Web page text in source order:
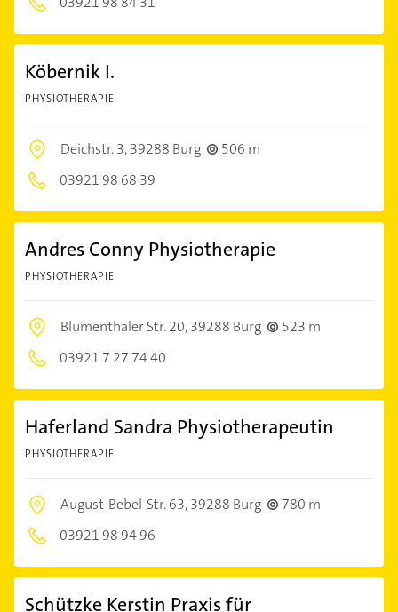
Köbernik I.
PHYSIOTHERAPIE
Deichstr. 3,39288 Burg
506 m
03921 98 68 39
Andres Conny Physiotherapie
PHYSIOTHERAPIE
Blumenthaler Str. 20,39288 Burg
523 m
03921 7 27 74 40
Haferland Sandra Physiotherapeutin
PHYSIOTHERAPIE
August-Bebel-Str. 63,39288 Burg
780 m
03921 98 94 96
Schützke Kerstin Praxis für